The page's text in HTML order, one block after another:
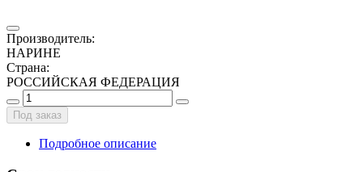
Производитель:
НАРИНЕ
Страна:
РОССИЙСКАЯ ФЕДЕРАЦИЯ
Под заказ
Подробное описание